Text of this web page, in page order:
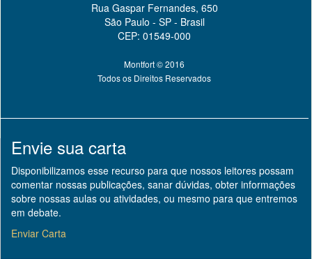
Rua Gaspar Fernandes, 650
São Paulo - SP - Brasil
CEP: 01549-000
Montfort © 2016
Todos os Direitos Reservados
Envie sua carta
Disponibilizamos esse recurso para que nossos leitores possam
comentar nossas publicações, sanar dúvidas, obter informações
sobre nossas aulas ou atividades, ou mesmo para que entremos
em debate.
Enviar Carta